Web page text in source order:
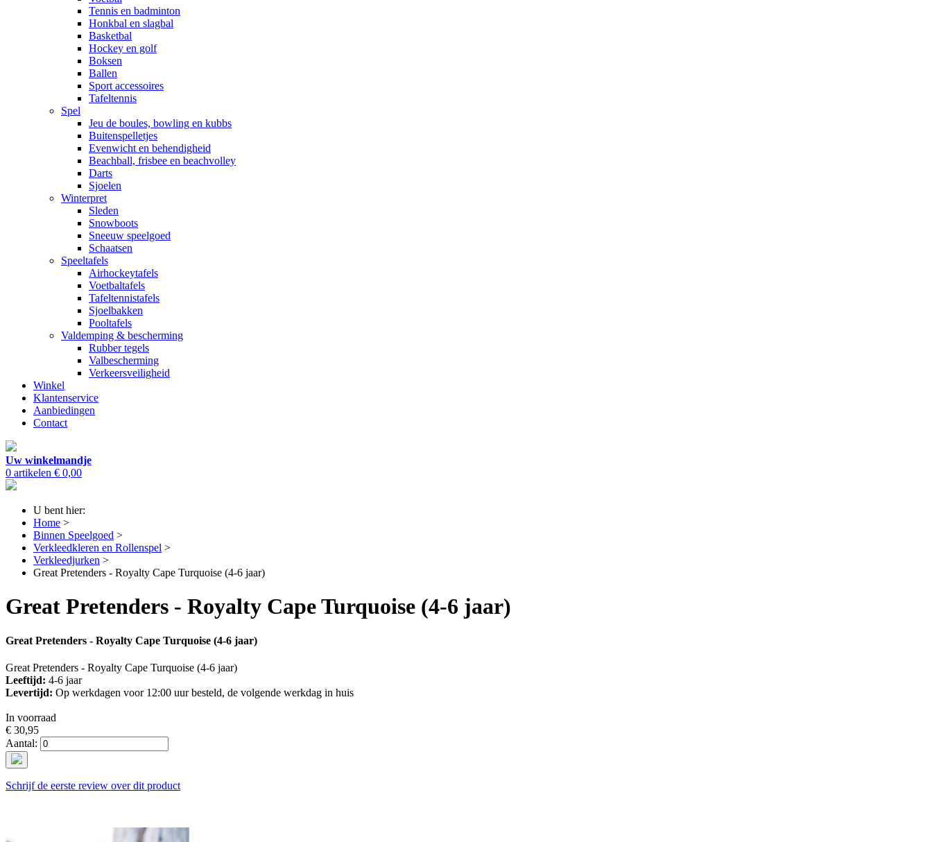
Tennis en badminton
Honkbal en slagbal
Basketbal
Hockey en golf
Boksen
Ballen
Sport accessoires
Tafeltennis
Spel
Jeu de boules, bowling en kubbs
Buitenspelletjes
Evenwicht en behendigheid
Beachball, frisbee en beachvolley
Darts
Sjoelen
Winterpret
Sleden
Snowboots
Sneeuw speelgoed
Schaatsen
Speeltafels
Airhockeytafels
Voetbaltafels
Tafeltennistafels
Sjoelbakken
Pooltafels
Valdemping & bescherming
Rubber tegels
Valbescherming
Verkeersveiligheid
Winkel
Klantenservice
Aanbiedingen
Contact
Uw winkelmandje
0 artikelen € 0,00
U bent hier:
Home >
Binnen Speelgoed >
Verkleedkleren en Rollenspel >
Verkleedjurken >
Great Pretenders - Royalty Cape Turquoise (4-6 jaar)
Great Pretenders - Royalty Cape Turquoise (4-6 jaar)
Great Pretenders - Royalty Cape Turquoise (4-6 jaar)
Great Pretenders - Royalty Cape Turquoise (4-6 jaar)
Leeftijd: 4-6 jaar
Levertijd: Op werkdagen voor 12:00 uur besteld, de volgende werkdag in huis
In voorraad
€ 30,95
Aantal:
Schrijf de eerste review over dit product